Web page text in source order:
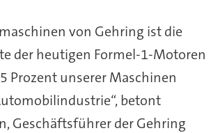
von Gehring ist die
der heutigen Formel-1-Motoren
Prozent unserer Maschinen
betont
Geschäftsführer der Gehring